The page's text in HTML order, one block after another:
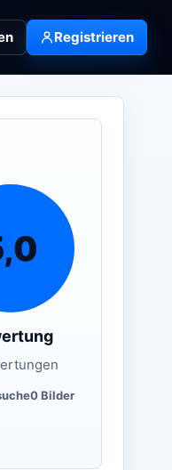
Registrieren
0 Bilder